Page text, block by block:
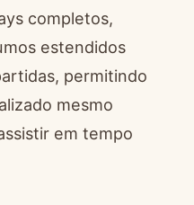
completos,
estendidos
permitindo
mesmo
em tempo